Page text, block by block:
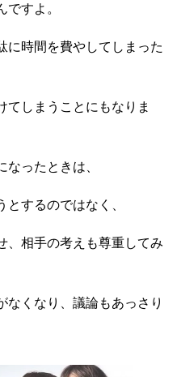
すよ。
に時間を費やしてしまった
てしまうことにもなりま
ったときは、
とするのではなく、
、相手の考えも尊重してみ
なくなり、議論もあっさり